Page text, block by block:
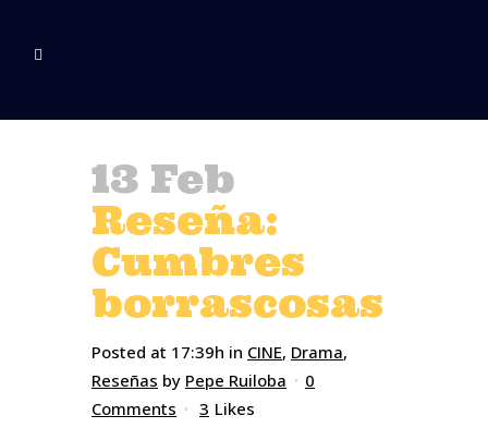
13 Feb
Reseña:
Cumbres
borrascosas
Posted at 17:39h in CINE, Drama,
Reseñas by Pepe Ruiloba
0
Comments
3 Likes